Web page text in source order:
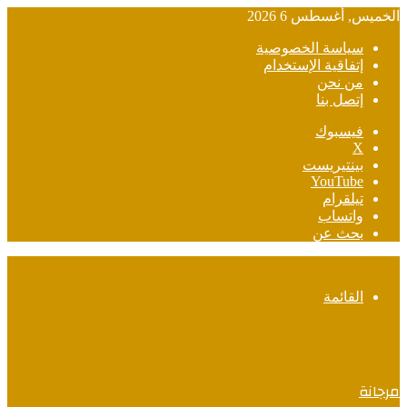
الخميس, أغسطس 6 2026
سياسة الخصوصية
إتفاقية الإستخدام
من نحن
إتصل بنا
فيسبوك
‫X
بينتيريست
‫YouTube
تيلقرام
واتساب
بحث عن
القائمة
مرجانة